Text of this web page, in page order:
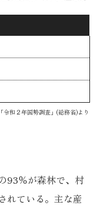
令和２年国勢調査」(総務省)より
93％が森林で、村
れている。主な産